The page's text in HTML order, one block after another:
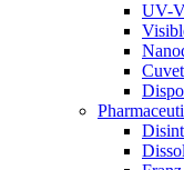
UV-